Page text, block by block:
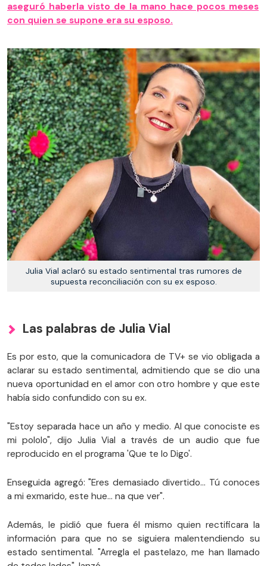
aseguró haberla visto de la mano hace pocos meses
con quien se supone era su esposo.
Julia Vial aclaró su estado sentimental tras rumores de
supuesta reconciliación con su ex esposo.
Las palabras de Julia Vial
Es por esto, que la comunicadora de TV+ se vio obligada a
aclarar su estado sentimental, admitiendo que se dio una
nueva oportunidad en el amor con otro hombre y que este
había sido confundido con su ex.
"Estoy separada hace un año y medio. Al que conociste es
mi pololo", dijo Julia Vial a través de un audio que fue
reproducido en el programa 'Que te lo Digo'.
Enseguida agregó: "Eres demasiado divertido… Tú conoces
a mi exmarido, este hue… na que ver".
Además, le pidió que fuera él mismo quien rectificara la
información para que no se siguiera malentendiendo su
estado sentimental. "Arregla el pastelazo, me han llamado